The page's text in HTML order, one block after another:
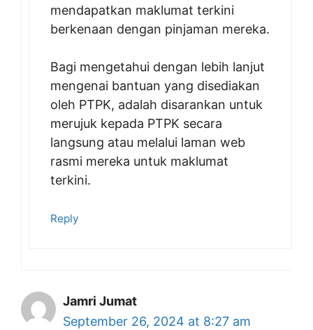
mendapatkan maklumat terkini
berkenaan dengan pinjaman mereka.
Bagi mengetahui dengan lebih lanjut
mengenai bantuan yang disediakan
oleh PTPK, adalah disarankan untuk
merujuk kepada PTPK secara
langsung atau melalui laman web
rasmi mereka untuk maklumat
terkini.
Reply
Jamri Jumat
September 26, 2024 at 8:27 am